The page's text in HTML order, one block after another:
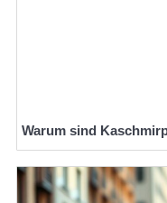
Warum sind